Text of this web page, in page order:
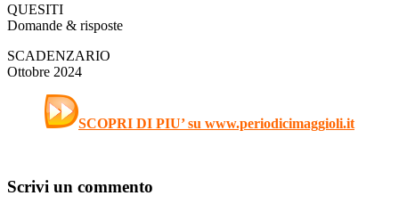
QUESITI
Domande & risposte
SCADENZARIO
Ottobre 2024
SCOPRI DI PIU’ su www.periodicimaggioli.it
Scrivi un commento